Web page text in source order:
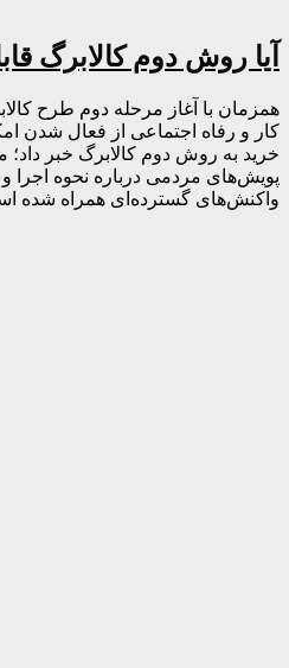
آیا روش دوم کالابرگ
همزمان با آغاز مرحله دوم طرح
کار و رفاه اجتماعی از فعال شدن
خرید به روش دوم کالابرگ خبر
پویش‌های مردمی درباره نحوه اجرا
واکنش‌های گسترده‌ای همراه شده